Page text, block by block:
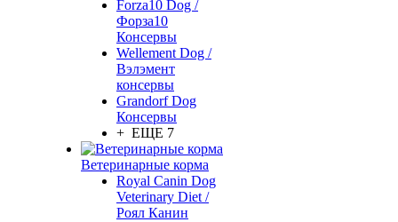
Forza10 Dog /
Форза10
Консервы
Wellement Dog /
Вэлэмент
консервы
Grandorf Dog
Консервы
+ ЕЩЕ 7
Ветеринарные корма
Royal Canin Dog
Veterinary Diet /
Роял Канин